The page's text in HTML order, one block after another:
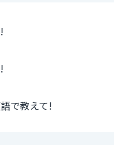
で教えて!